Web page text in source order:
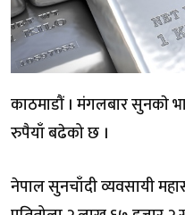
काठमाडौं । मंगलबार सुनकाे
रुपैयाँ बढेको छ ।
नेपाल सुनचाँदी व्यवसायी